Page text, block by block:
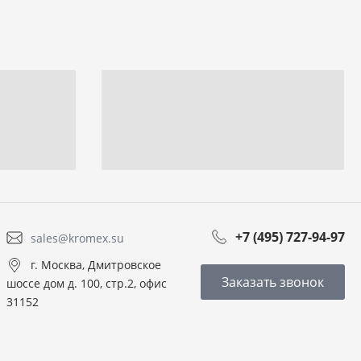
sales@kromex.su +7 (495) 727-94-97
г. Москва, Дмитровское
шоссе дом д. 100, стр.2, офис
31152
Заказать звонок